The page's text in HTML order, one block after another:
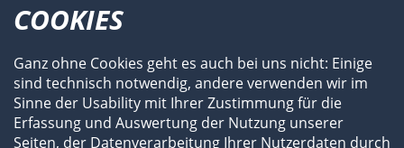
Referenzen
Fachartikel und Videos
Flyer und Broschüren
Newsroom
COOKIES
Ganz ohne Cookies geht es auch bei uns nicht: Einige
sind technisch notwendig, andere verwenden wir im
Sinne der Usability mit Ihrer Zustimmung für die
Erfassung und Auswertung der Nutzung unserer
Seiten, der Datenverarbeitung Ihrer Nutzerdaten durch